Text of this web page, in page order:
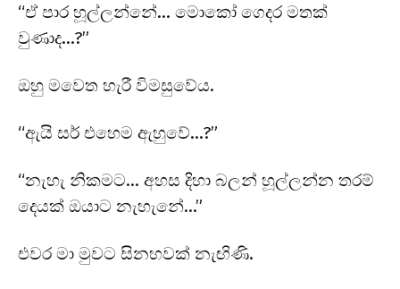
“ඒ පාර හූල්ලන්නේ… මොකෝ ගෙදර මතක්
වුණාද…?”
ඔහු මවෙත හැරී විමසුවේය.
“ඇයි සර් එහෙම ඇහුවේ…?”
“නැහැ නිකමට… අහස දිහා බලන් හූල්ලන්න තරම්
දෙයක් ඔයාට නැහැනේ…”
එවර මා මුවට සිනහවක් නැඟිණි.